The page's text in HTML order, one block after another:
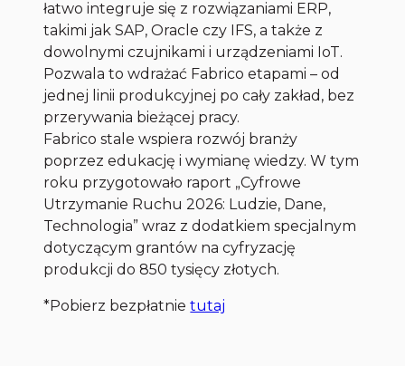
łatwo integruje się z rozwiązaniami ERP,
takimi jak SAP, Oracle czy IFS, a także z
dowolnymi czujnikami i urządzeniami IoT.
Pozwala to wdrażać Fabrico etapami – od
jednej linii produkcyjnej po cały zakład, bez
przerywania bieżącej pracy.
Fabrico stale wspiera rozwój branży
poprzez edukację i wymianę wiedzy. W tym
roku przygotowało raport „Cyfrowe
Utrzymanie Ruchu 2026: Ludzie, Dane,
Technologia” wraz z dodatkiem specjalnym
dotyczącym grantów na cyfryzację
produkcji do 850 tysięcy złotych.
*Pobierz bezpłatnietutaj